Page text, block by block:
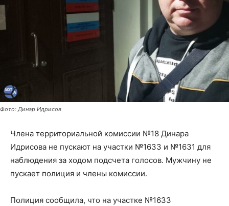
Фото: Динар Идрисов
Члена территориальной комиссии №18 Динара
Идрисова не пускают на участки №1633 и №1631 для
наблюдения за ходом подсчета голосов. Мужчину не
пускает полиция и члены комиссии.
Полиция сообщила, что на участке №1633